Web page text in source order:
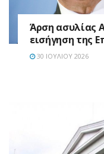
Άρση ασυλίας
εισήγηση της
30 ΙΟΥΛΊΟΥ 2026